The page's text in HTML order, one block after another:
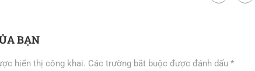
BẠN
hiển thị công khai. Các trường bắt buộc được đánh dấu *